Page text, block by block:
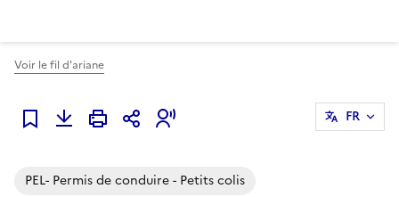
Voir le fil d'ariane
Ajouter à mes alertes
FR
PEL- Permis de conduire - Petits colis